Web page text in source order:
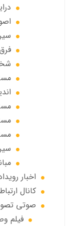
اخبار
كانال
صوتي
فیلم